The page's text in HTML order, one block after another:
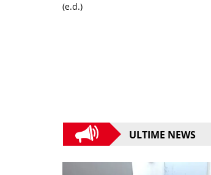
(e.d.)
ULTIME NEWS